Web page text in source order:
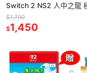
Switch 2 NS2 人中之龍
人中之龍 3 外傳 Dark
文
$1,790
$1,450